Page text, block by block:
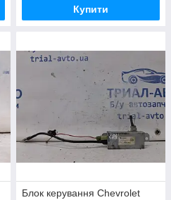
Купити
Блок керування Chevrolet